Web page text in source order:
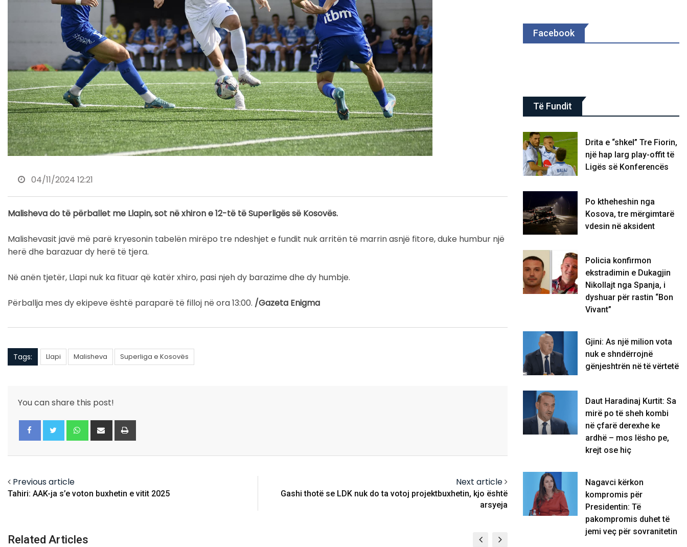
04/11/2024 12:21
Malisheva do të përballet me Llapin, sot në xhiron e 12-të të Superligës së Kosovës.
Malishevasit javë më parë kryesonin tabelën mirëpo tre ndeshjet e fundit nuk arritën të marrin asnjë fitore, duke humbur një
herë dhe barazuar dy herë të tjera.
Në anën tjetër, Llapi nuk ka fituar që katër xhiro, pasi njeh dy barazime dhe dy humbje.
Përballja mes dy ekipeve është paraparë të filloj në ora 13:00. /Gazeta Enigma
Tags: Llapi Malisheva Superliga e Kosovës
You can share this post!
Whatsapp
Share
via
Previous article
Tahiri: AAK-ja s’e voton buxhetin e vitit 2025
Next article
Gashi thotë se LDK nuk do ta votoj projektbuxhetin, kjo është
arsyeja
Related Articles
Facebook
Të Fundit
Drita e “shkel” Tre Fiorin,
një hap larg play-offit të
Ligës së Konferencës
Po ktheheshin nga
Kosova, tre mërgimtarë
vdesin në aksident
Policia konfirmon
ekstradimin e Dukagjin
Nikollajt nga Spanja, i
dyshuar për rastin “Bon
Vivant”
Gjini: As një milion vota
nuk e shndërrojnë
gënjeshtrën në të vërtetë
Daut Haradinaj Kurtit: Sa
mirë po të sheh kombi
në çfarë derexhe ke
ardhë – mos lësho pe,
krejt ose hiç
Nagavci kërkon
kompromis për
Presidentin: Të
pakompromis duhet të
jemi veç për sovranitetin